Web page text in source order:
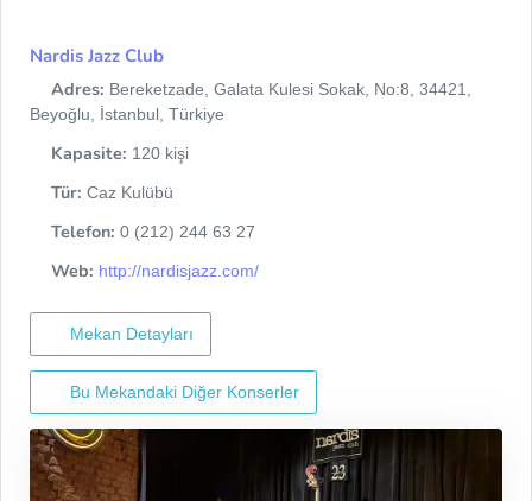
Nardis Jazz Club
Adres: Bereketzade, Galata Kulesi Sokak, No:8, 34421,
Beyoğlu, İstanbul, Türkiye
Kapasite: 120 kişi
Tür: Caz Kulübü
Telefon: 0 (212) 244 63 27
Web: http://nardisjazz.com/
Mekan Detayları
Bu Mekandaki Diğer Konserler